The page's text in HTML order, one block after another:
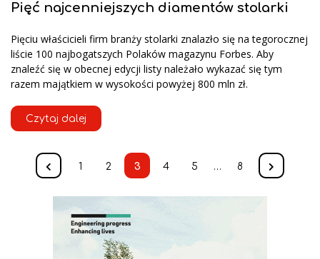
Pięć najcenniejszych diamentów stolarki
Pięciu właścicieli firm branży stolarki znalazło się na tegorocznej
liście 100 najbogatszych Polaków magazynu Forbes. Aby
znaleźć się w obecnej edycji listy należało wykazać się tym
razem majątkiem w wysokości powyżej 800 mln zł.
Czytaj dalej
1 2 3 4 5 … 8